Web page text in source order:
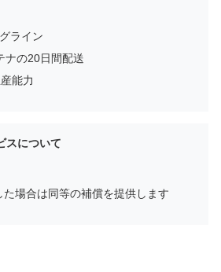
ライン
ナの20日間配送
能力
スについて
場合は同等の補償を提供します